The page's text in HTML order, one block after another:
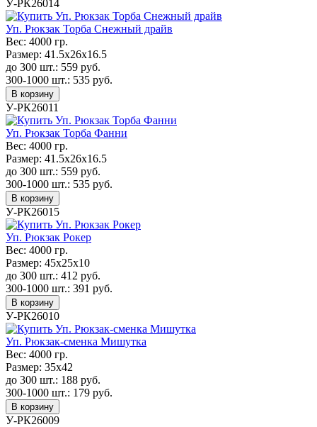
У-РК26014
Уп. Рюкзак Торба Снежный драйв
Вес: 4000 гр.
Размер: 41.5х26х16.5
до 300 шт.: 559 руб.
300-1000 шт.: 535 руб.
В корзину
У-РК26011
Уп. Рюкзак Торба Фанни
Вес: 4000 гр.
Размер: 41.5х26х16.5
до 300 шт.: 559 руб.
300-1000 шт.: 535 руб.
В корзину
У-РК26015
Уп. Рюкзак Рокер
Вес: 4000 гр.
Размер: 45х25х10
до 300 шт.: 412 руб.
300-1000 шт.: 391 руб.
В корзину
У-РК26010
Уп. Рюкзак-сменка Мишутка
Вес: 4000 гр.
Размер: 35х42
до 300 шт.: 188 руб.
300-1000 шт.: 179 руб.
В корзину
У-РК26009